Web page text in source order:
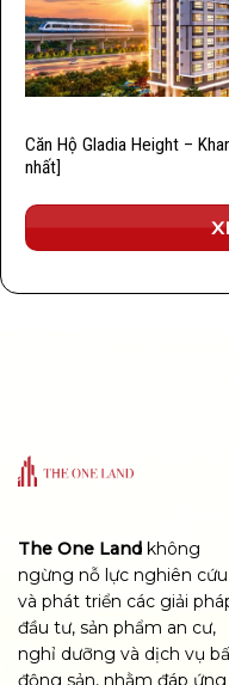
Căn Hộ Gladia Height –
nhất]
The One Land không
ngừng nỗ lực nghiên cứu
và phát triển các giải
đầu tư, sản phẩm an cư,
nghỉ dưỡng và dịch vụ
động sản, nhằm đáp ứng